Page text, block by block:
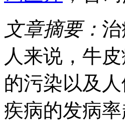
文章摘要：
人来说，牛
的污染以及
疾病的发病